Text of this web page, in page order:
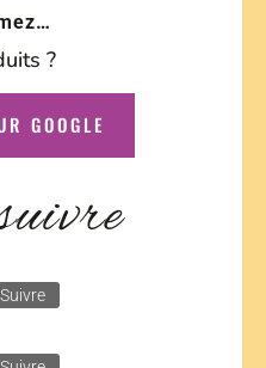
?
GOOGLE
Suivre